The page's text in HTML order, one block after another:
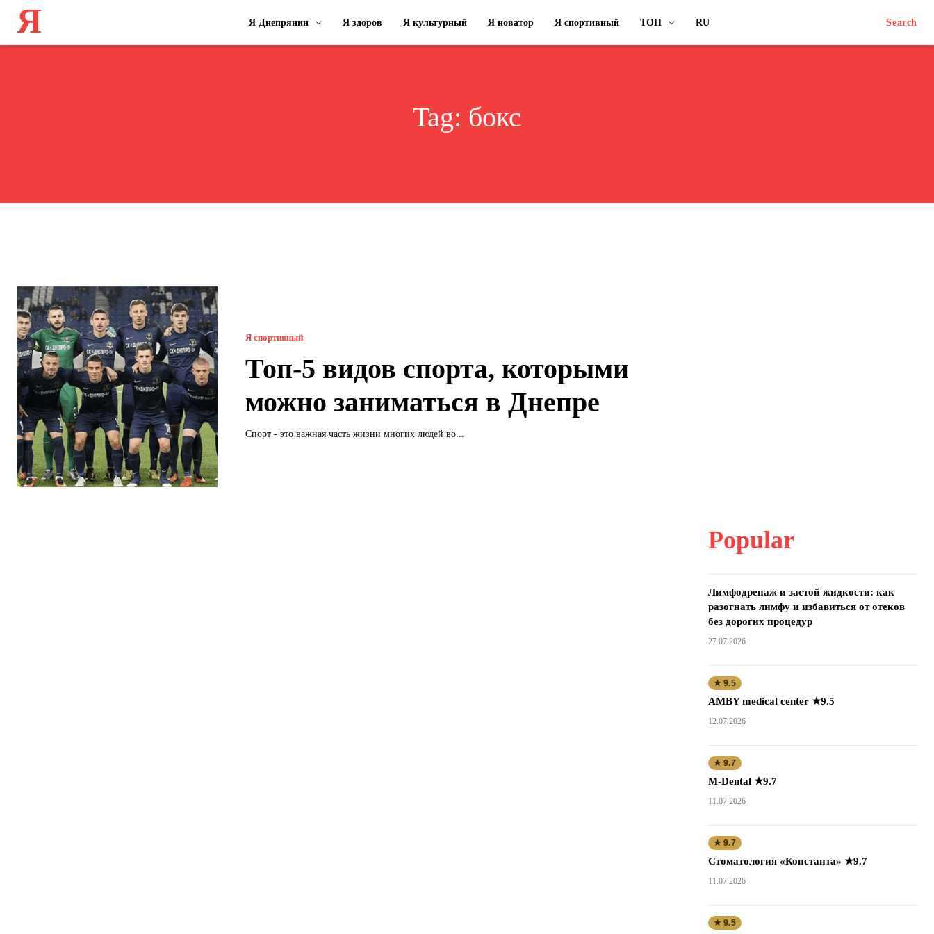
Я Я Днепрянин Я здоров Я культурный Я новатор Я спортивный ТОП RU Search
Tag: бокс
Я спортивный
Топ-5 видов спорта, которыми
можно заниматься в Днепре
Спорт - это важная часть жизни многих людей во...
Popular
Лимфодренаж и застой жидкости: как
разогнать лимфу и избавиться от отеков
без дорогих процедур
27.07.2026
★ 9.5
AMBY medical center ★9.5
12.07.2026
★ 9.7
M-Dental ★9.7
11.07.2026
★ 9.7
Стоматология «Константа» ★9.7
11.07.2026
★ 9.5